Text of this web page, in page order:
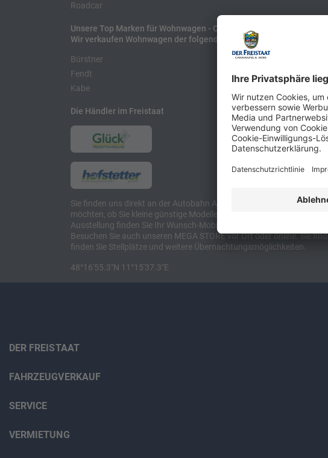
Roadcar
Unsere Top Marken für Wohnwagen - Caravans
Wir verkaufen Wohnwagen der folgenden Hersteller:
Bürstner
Fendt
Kabe
Hobby
LMC
Die Händler im Freistaat
Sie finden uns direkt an der Autobahn A8 zwischen München und
möchten, ob Sie kleine günstige Modelle suchen, etwa kompakte
Ausstellung finden Sie Ihr Wunsch-Mobil und alles für Camping und
Besuchen Sie auch unseren MEGA STORE vor Ort oder online. Sie
finden Sie Stellplätze und weitere Übernachtungsmöglichkeiten.
48°16'55.3"N 11°15'37.3"E
DER FREISTAAT
FAHRZEUGVERKAUF
SERVICE
VERMIETUNG